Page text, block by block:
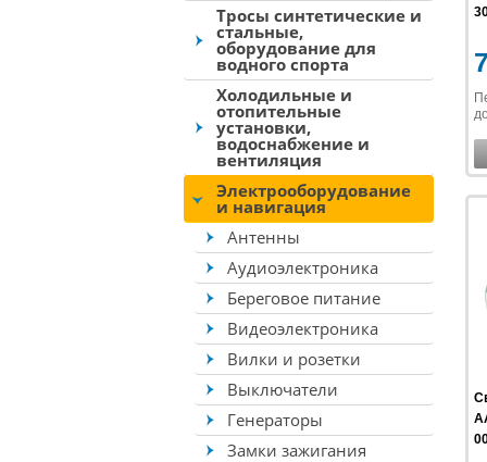
Тросы синтетические и
стальные,
оборудование для
водного спорта
Холодильные и
отопительные
установки,
водоснабжение и
вентиляция
Электрооборудование
и навигация
Антенны
Аудиоэлектроника
Береговое питание
Видеоэлектроника
Вилки и розетки
Выключатели
Генераторы
Замки зажигания